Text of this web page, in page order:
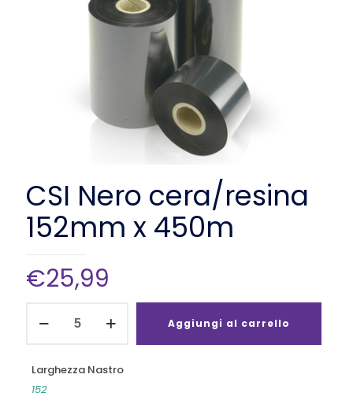
CSI Nero cera/resina
152mm x 450m
€25,99
Nero
450m
Aggiungi al carrello
Larghezza Nastro
152